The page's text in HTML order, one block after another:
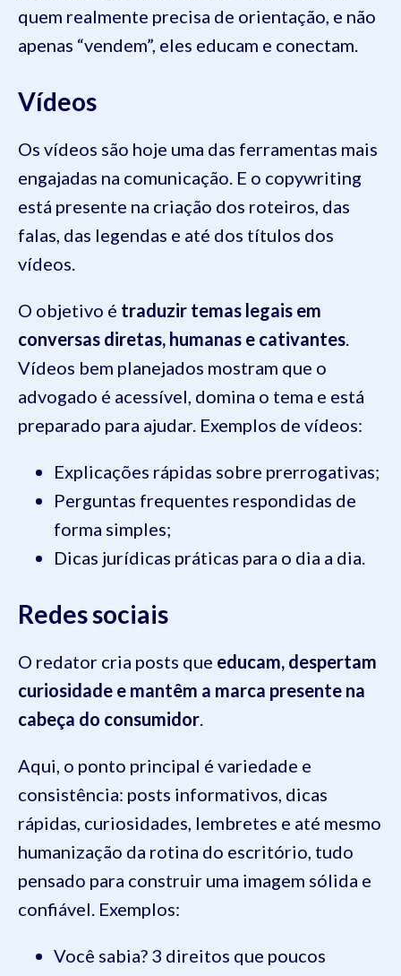
quem realmente precisa de orientação, e não
apenas “vendem”, eles educam e conectam.
Vídeos
Os vídeos são hoje uma das ferramentas mais
engajadas na comunicação. E o copywriting
está presente na criação dos roteiros, das
falas, das legendas e até dos títulos dos
vídeos.
O objetivo é traduzir temas legais em
conversas diretas, humanas e cativantes.
Vídeos bem planejados mostram que o
advogado é acessível, domina o tema e está
preparado para ajudar. Exemplos de vídeos:
Explicações rápidas sobre prerrogativas;
Perguntas frequentes respondidas de
forma simples;
Dicas jurídicas práticas para o dia a dia.
Redes sociais
O redator cria posts que educam, despertam
curiosidade e mantêm a marca presente na
cabeça do consumidor.
Aqui, o ponto principal é variedade e
consistência: posts informativos, dicas
rápidas, curiosidades, lembretes e até mesmo
humanização da rotina do escritório, tudo
pensado para construir uma imagem sólida e
confiável. Exemplos:
Você sabia? 3 direitos que poucos